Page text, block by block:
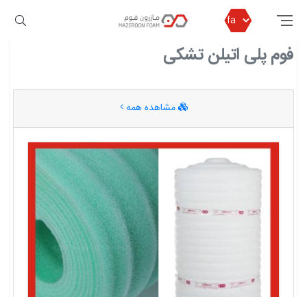
مازرون فوم فوم پلی اتیلن تشکی
فوم پلی اتیلن تشکی
مشاهده همه